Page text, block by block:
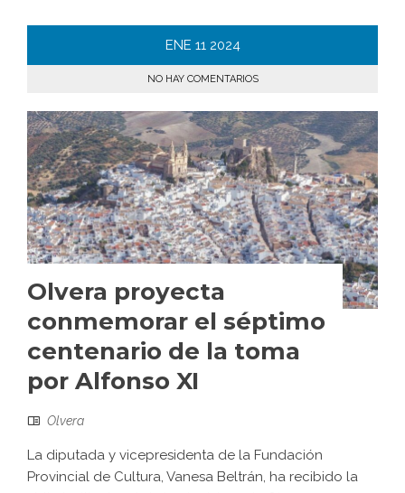
ENE 11 2024
NO HAY COMENTARIOS
Olvera proyecta
conmemorar el séptimo
centenario de la toma
por Alfonso XI
Olvera
La diputada y vicepresidenta de la Fundación
Provincial de Cultura, Vanesa Beltrán, ha recibido la